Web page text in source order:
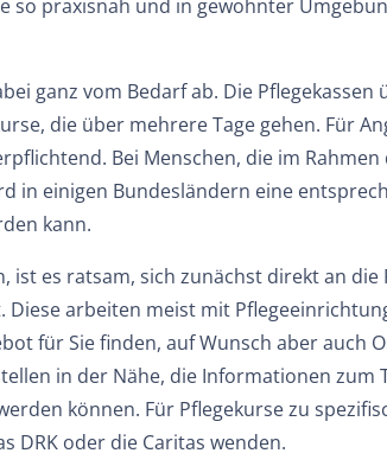
ganz vom Bedarf ab. Die
die über mehrere Tage gehen. Für
Bei Menschen, die im
in einigen Bundesländern eine
kann.
ist es ratsam, sich zunächst direkt an die
arbeiten meist mit
für Sie finden, auf Wunsch aber auch
in der Nähe, die Informationen zum
können. Für Pflegekurse zu
DRK oder die Caritas wenden.